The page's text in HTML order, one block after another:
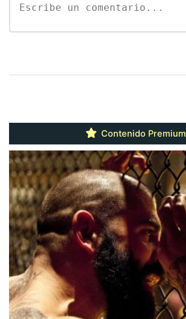
Contenido Premium